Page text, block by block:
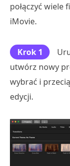
połączyć wiele
iMovie.
Krok 1
utwórz nowy
wybrać i
edycji.